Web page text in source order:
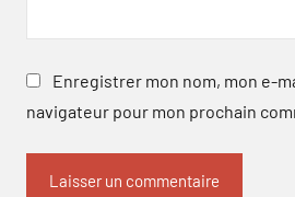
Enregistrer mon nom, mon e-
navigateur pour mon prochain